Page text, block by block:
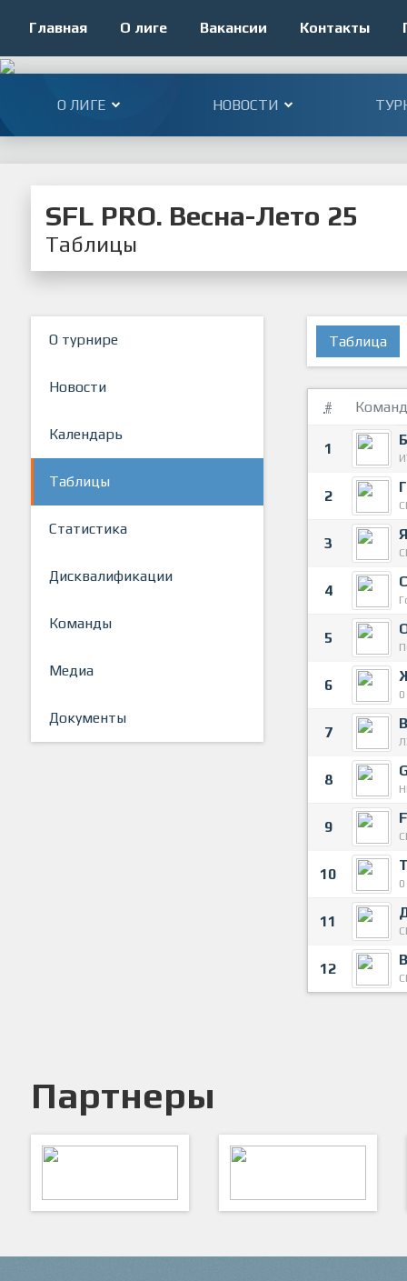
Главная О лиге Вакансии Контакты
О ЛИГЕ НОВОСТИ
SFL PRO. Весна-Лето 25
Таблицы
О турнире
Новости
Календарь
Таблицы
Статистика
Дисквалификации
Команды
Медиа
Документы
Таблица
#
1
2
3
4
5
6
0
7
8
9
10
0
11
12
Партнеры